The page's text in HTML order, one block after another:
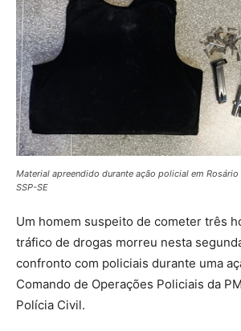
Material apreendido durante ação policial em
SSP-SE
Um homem suspeito de cometer três
tráfico de drogas morreu nesta
confronto com policiais durante uma
Comando de Operações Policiais da
Polícia Civil.